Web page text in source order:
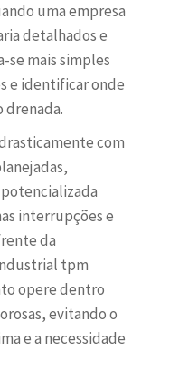
uma empresa
detalhados e
se mais simples
e identificar onde
drenada.
com
interrupções e
da
tpm
opere dentro
evitando o
e a necessidade